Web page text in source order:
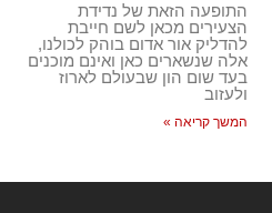
התופעה הזאת של נדידת
הצעירים מכאן לשם חייבת
להדליק אור אדום בוהק לכולנו,
אלה שנשארים כאן ואינם מוכנים
בעד שום הון שבעולם לארוז
ולעזוב
המשך קריאה »